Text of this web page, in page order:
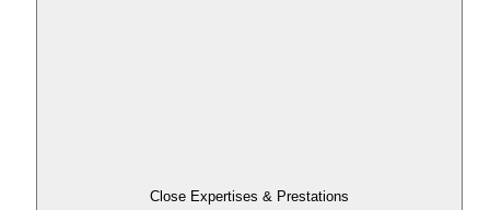
Close Expertises & Prestations